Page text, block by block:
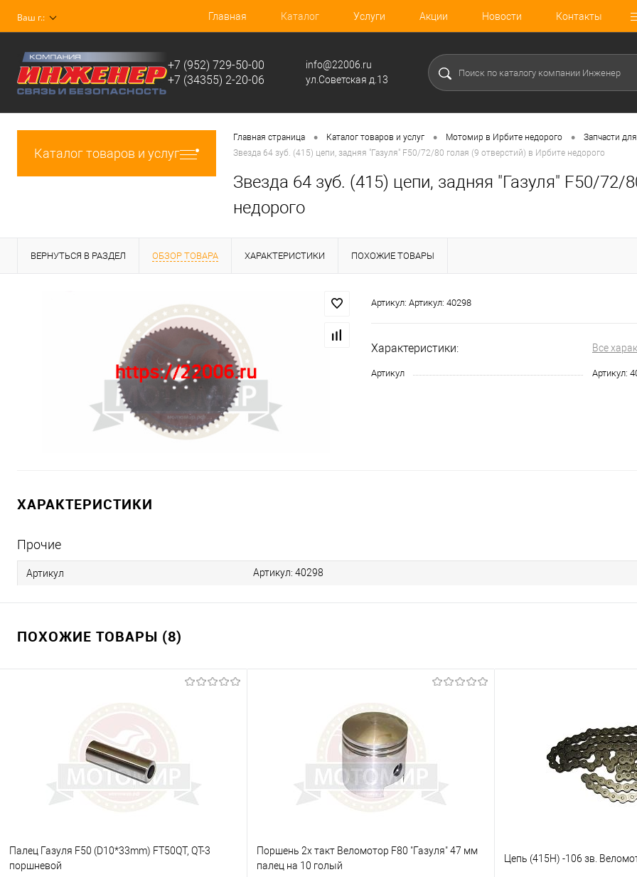
Ваш г.: Главная Каталог Услуги Акции Новости Контакты
+7 (952) 729-50-00
+7 (34355) 2-20-06
info@22006.ru
ул.Советская д.13
Каталог товаров и услуг
Главная страница • Каталог товаров и услуг • Мотомир в Ирбите недорого • Запчасти
Звезда 64 зуб. (415) цепи, задняя "Газуля" F50/72/80 голая (9 отверстий) в Ирбите недорого
Звезда 64 зуб. (415) цепи, задняя "Газуля" F50/72/
недорого
ВЕРНУТЬСЯ В РАЗДЕЛ ОБЗОР ТОВАРА ХАРАКТЕРИСТИКИ ПОХОЖИЕ ТОВАРЫ
Артикул: Артикул: 40298
Характеристики: Все
Артикул Артикул:
ХАРАКТЕРИСТИКИ
Прочие
Артикул Артикул: 40298
ПОХОЖИЕ ТОВАРЫ (8)
Палец Газуля F50 (D10*33mm) FT50QT, QT-3
поршневой
Поршень 2х такт Веломотор F80 "Газуля" 47 мм
палец на 10 голый
Цепь (415H) -106 зв.